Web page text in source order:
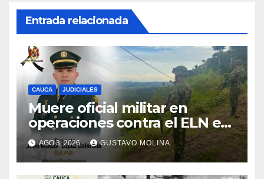
Entrada relacionada
CAUCA JUDICIALES
Muere oficial militar en
operaciones contra el ELN en
el sur del Cauca
AGO 3, 2026 GUSTAVO MOLINA